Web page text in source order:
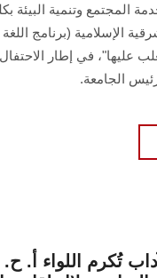
المجتمع وتنمية البيئة
الإسلامية (برنامج
عليها"، في إطار
الجامعة.
تُكرم اللواء